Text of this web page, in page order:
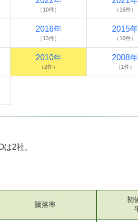
（10件） （16件）
2016年
（13件）
2015年
（10件）
2010年
（2件）
2008年
（1件）
2社。
騰落率
初